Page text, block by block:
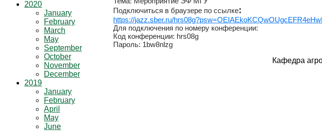
2020
January
February
March
May
September
October
November
December
2019
January
February
April
May
June
Подключиться в браузере по ссылке:
https://jazz.sber.ru/
Для подключения по номеру конференции:
Код конференции: hrs08g
Пароль: 1bw8nlzg
Кафедра